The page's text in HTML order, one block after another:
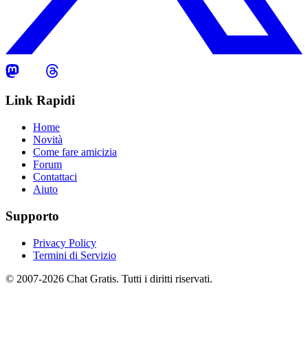
Link Rapidi
Home
Novità
Come fare amicizia
Forum
Contattaci
Aiuto
Supporto
Privacy Policy
Termini di Servizio
© 2007-2026 Chat Gratis. Tutti i diritti riservati.